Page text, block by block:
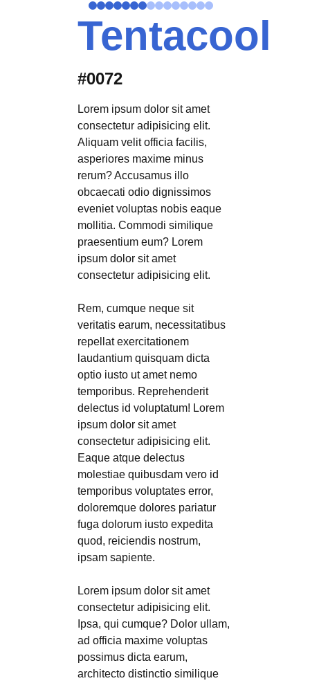
Tentacool
#0072
Lorem ipsum dolor sit amet
consectetur adipisicing elit.
Aliquam velit officia facilis,
asperiores maxime minus
rerum? Accusamus illo
obcaecati odio dignissimos
eveniet voluptas nobis eaque
mollitia. Commodi similique
praesentium eum? Lorem
ipsum dolor sit amet
consectetur adipisicing elit.
Rem, cumque neque sit
veritatis earum, necessitatibus
repellat exercitationem
laudantium quisquam dicta
optio iusto ut amet nemo
temporibus. Reprehenderit
delectus id voluptatum! Lorem
ipsum dolor sit amet
consectetur adipisicing elit.
Eaque atque delectus
molestiae quibusdam vero id
temporibus voluptates error,
doloremque dolores pariatur
fuga dolorum iusto expedita
quod, reiciendis nostrum,
ipsam sapiente.
Lorem ipsum dolor sit amet
consectetur adipisicing elit.
Ipsa, qui cumque? Dolor ullam,
ad officia maxime voluptas
possimus dicta earum,
architecto distinctio similique